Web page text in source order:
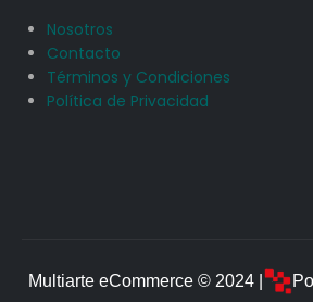
Nosotros
Contacto
Términos y Condiciones
Política de Privacidad
Multiarte eCommerce © 2024 |